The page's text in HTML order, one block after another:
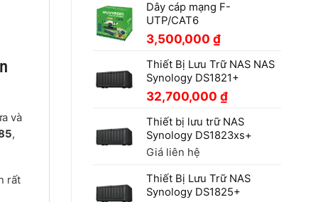
Dây cáp mạng F-
UTP/CAT6
3,500,000 ₫
Thiết Bị Lưu Trữ NAS NAS
Synology DS1821+
32,700,000 ₫
Thiết bị lưu trữ NAS
Synology DS1823xs+
Giá liên hệ
Thiết Bị Lưu Trữ NAS
Synology DS1825+
và
,
rất